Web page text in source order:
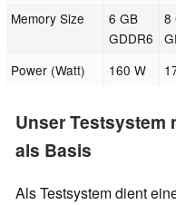
Memory Size
6 GB
GDDR6
8
Power (Watt)
160 W
Unser Testsystem
als Basis
Als Testsystem dient